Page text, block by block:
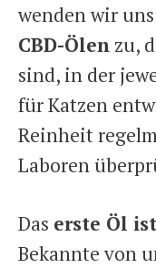
wenden wir uns
CBD-Ölen zu,
sind, in der
für Katzen
Reinheit
Laboren
Das erste Öl
Bekannte von